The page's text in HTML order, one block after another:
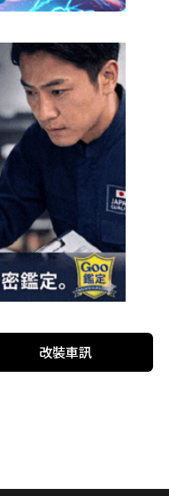
改裝車訊